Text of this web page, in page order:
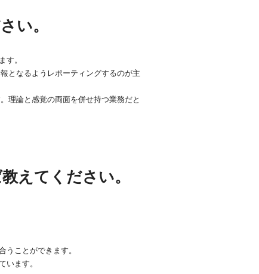
い。
す。
となるようレポーティングするのが主
理論と感覚の両面を併せ持つ業務だと
えてください。
ことができます。
います。